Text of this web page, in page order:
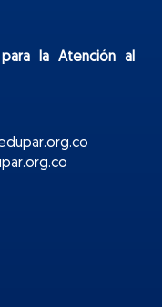
la Atención al